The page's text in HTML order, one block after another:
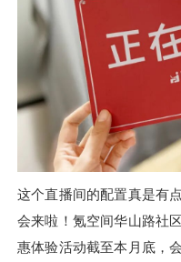
这个直播间的配置真是有
会来啦！氪空间华山路社
惠体验活动截至本月底，